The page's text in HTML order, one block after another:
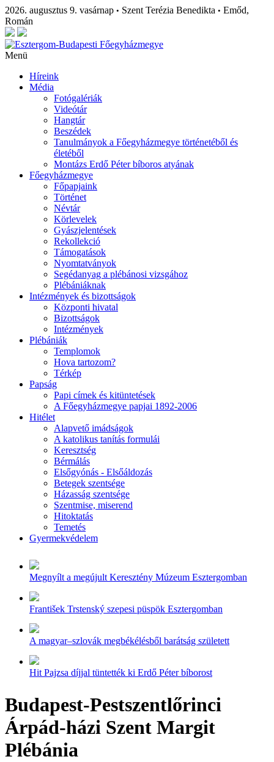
2026. augusztus 9. vasárnap • Szent Terézia Benedikta • Emőd,
Román
Menü
Híreink
Média
Fotógalériák
Videótár
Hangtár
Beszédek
Tanulmányok a Főegyházmegye történetéből és
életéből
Montázs Erdő Péter bíboros atyának
Főegyházmegye
Főpapjaink
Történet
Névtár
Körlevelek
Gyászjelentések
Rekollekció
Támogatások
Nyomtatványok
Segédanyag a plébánosi vizsgához
Plébániáknak
Intézmények és bizottságok
Központi hivatal
Bizottságok
Intézmények
Plébániák
Templomok
Hova tartozom?
Térkép
Papság
Papi címek és kitüntetések
A Főegyházmegye papjai 1892-2006
Hitélet
Alapvető imádságok
A katolikus tanítás formulái
Keresztség
Bérmálás
Elsőgyónás - Elsőáldozás
Betegek szentsége
Házasság szentsége
Szentmise, miserend
Hitoktatás
Temetés
Gyermekvédelem
Megnyílt a megújult Keresztény Múzeum Esztergomban
František Trstenský szepesi püspök Esztergomban
A magyar–szlovák megbékélésből barátság született
Hit Pajzsa díjjal tüntették ki Erdő Péter bíborost
Budapest-Pestszentlőrinci
Árpád-házi Szent Margit
Plébánia